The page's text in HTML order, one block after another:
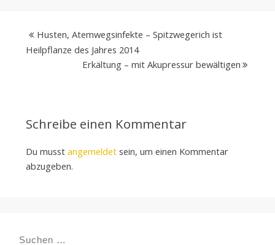
Husten, Atemwegsinfekte – Spitzwegerich ist
Heilpflanze des Jahres 2014
Erkältung – mit Akupressur bewältigen
Schreibe einen Kommentar
Du musst angemeldetsein, um einen Kommentar
abzugeben.
Suchen